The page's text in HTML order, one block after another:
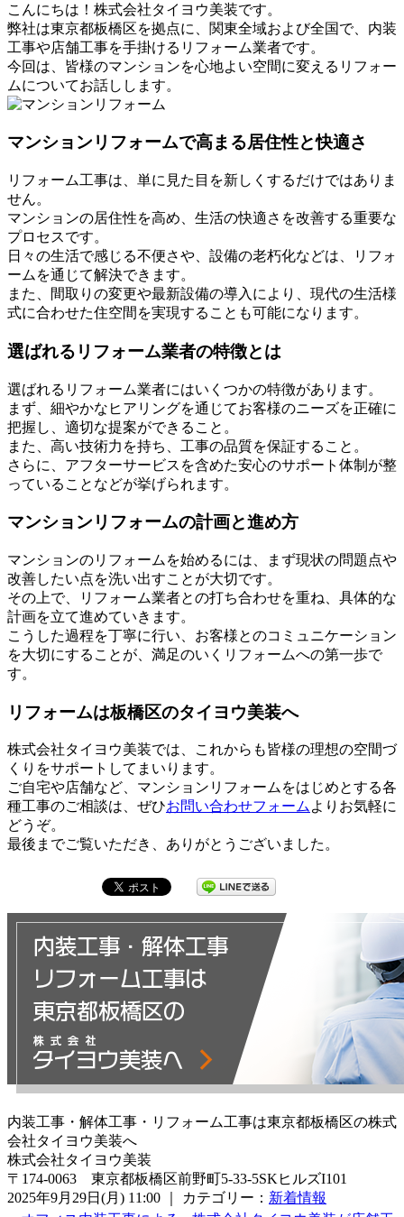
こんにちは！株式会社タイヨウ美装です。
弊社は東京都板橋区を拠点に、関東全域および全国で、内装
工事や店舗工事を手掛けるリフォーム業者です。
今回は、皆様のマンションを心地よい空間に変えるリフォー
ムについてお話しします。
マンションリフォームで高まる居住性と快適さ
リフォーム工事は、単に見た目を新しくするだけではありま
せん。
マンションの居住性を高め、生活の快適さを改善する重要な
プロセスです。
日々の生活で感じる不便さや、設備の老朽化などは、リフォ
ームを通じて解決できます。
また、間取りの変更や最新設備の導入により、現代の生活様
式に合わせた住空間を実現することも可能になります。
選ばれるリフォーム業者の特徴とは
選ばれるリフォーム業者にはいくつかの特徴があります。
まず、細やかなヒアリングを通じてお客様のニーズを正確に
把握し、適切な提案ができること。
また、高い技術力を持ち、工事の品質を保証すること。
さらに、アフターサービスを含めた安心のサポート体制が整
っていることなどが挙げられます。
マンションリフォームの計画と進め方
マンションのリフォームを始めるには、まず現状の問題点や
改善したい点を洗い出すことが大切です。
その上で、リフォーム業者との打ち合わせを重ね、具体的な
計画を立て進めていきます。
こうした過程を丁寧に行い、お客様とのコミュニケーション
を大切にすることが、満足のいくリフォームへの第一歩で
す。
リフォームは板橋区のタイヨウ美装へ
株式会社タイヨウ美装では、これからも皆様の理想の空間づ
くりをサポートしてまいります。
ご自宅や店舗など、マンションリフォームをはじめとする各
種工事のご相談は、ぜひお問い合わせフォームよりお気軽に
どうぞ。
最後までご覧いただき、ありがとうございました。
内装工事・解体工事・リフォーム工事は東京都板橋区の株式
会社タイヨウ美装へ
株式会社タイヨウ美装
〒174-0063 東京都板橋区前野町5-33-5SKヒルズI101
2025年9月29日(月) 11:00 ｜ カテゴリー： 新着情報